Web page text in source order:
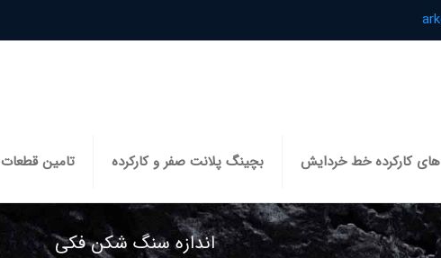
کارکرده خط خردایش بچینگ پلانت صفر و کارکرده تامین قطعات
اندازه سنگ شکن فکی